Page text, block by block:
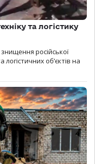
та логістику
російської
логістичних об’єктів на